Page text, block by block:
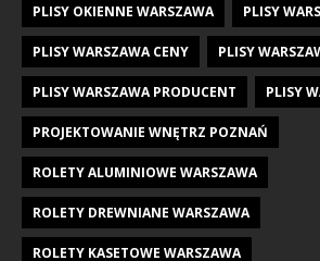
PLISY OKIENNE WARSZAWA PLISY
PLISY WARSZAWA CENY PLISY
PLISY WARSZAWA PRODUCENT PLISY
PROJEKTOWANIE WNĘTRZ POZNAŃ
ROLETY ALUMINIOWE WARSZAWA
ROLETY DREWNIANE WARSZAWA
ROLETY KASETOWE WARSZAWA